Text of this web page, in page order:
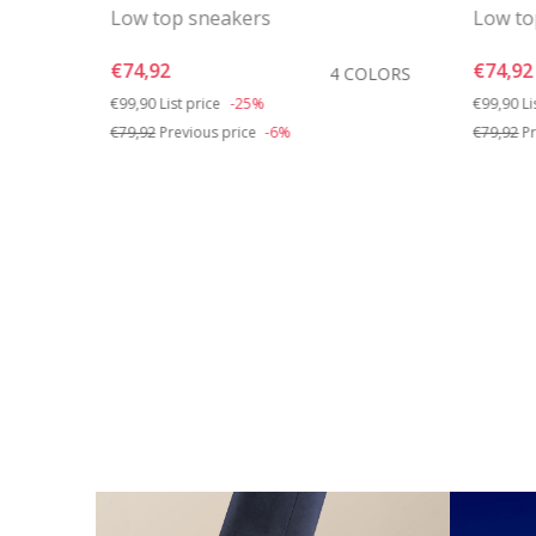
Low top sneakers
€74,92
4 COLORS
Price reduced from
€99,90 to
List price -25%
€79,92Previous price -6%
Low
€74,92
Price
€99,90to
€79,92